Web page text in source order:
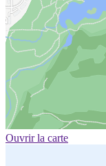
Ouvrir la carte